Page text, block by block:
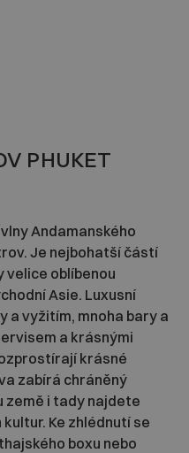
PHUKET
Andamanského
Je nejbohatší částí
oblíbenou
Asie. Luxusní
a vyžitím, mnoha bary a
a krásnými
krásné
zabírá chráněný
země i tady najdete
Ke zhlédnutí se
boxu nebo